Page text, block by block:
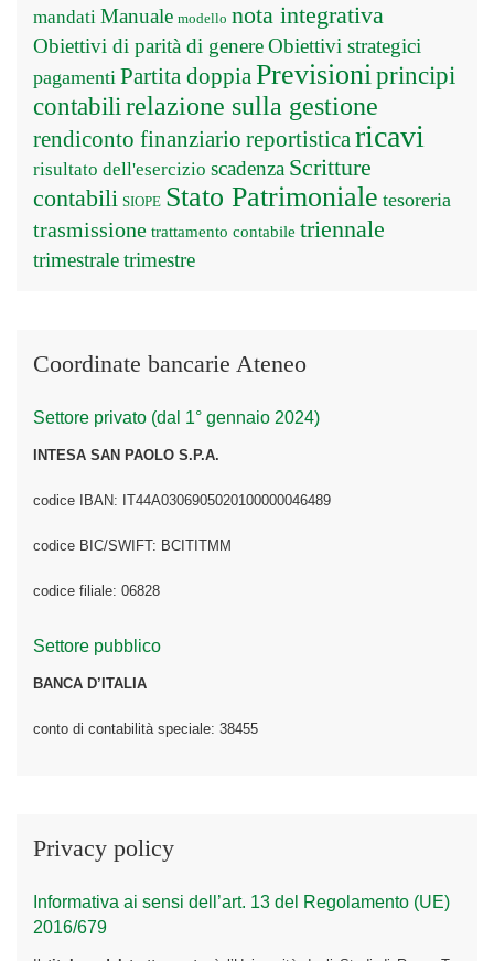
mandati Manuale modello nota integrativa
Obiettivi di parità di genereObiettivi strategici
pagamenti Partita doppia Previsioni principi
contabili relazione sulla gestione
rendiconto finanziario reportistica ricavi
risultato dell'esercizio scadenza Scritture
contabili SIOPE Stato Patrimoniale tesoreria
trasmissione trattamento contabile triennale
trimestraletrimestre
Coordinate bancarie Ateneo
Settore privato (dal 1° gennaio 2024)
INTESA SAN PAOLO S.P.A.
codice IBAN: IT44A0306905020100000046489
codice BIC/SWIFT: BCITITMM
codice filiale: 06828
Settore pubblico
BANCA D’ITALIA
conto di contabilità speciale: 38455
Privacy policy
Informativa ai sensi dell’art. 13 del Regolamento (UE)
2016/679